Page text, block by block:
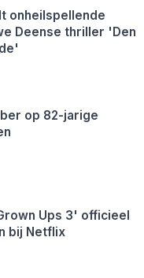
onheilspellende
Deense thriller 'Den
op 82-jarige
Ups 3' officieel
bij Netflix